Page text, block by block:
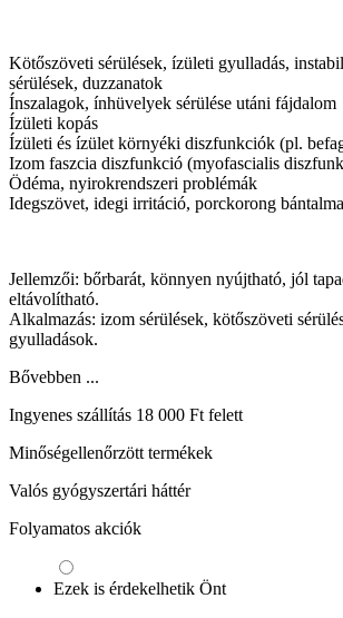
Kötőszöveti sérülések, ízületi gyulladás,
sérülések, duzzanatok
Ínszalagok, ínhüvelyek sérülése utáni fájdalom
Ízületi kopás
Ízületi és ízület környéki diszfunkciók (pl.
Izom faszcia diszfunkció (myofascialis
Ödéma, nyirokrendszeri problémák
Idegszövet, idegi irritáció, porckorong
Jellemzői: bőrbarát, könnyen nyújtható, jól
eltávolítható.
Alkalmazás: izom sérülések, kötőszöveti
gyulladások.
Bővebben ...
Ingyenes szállítás 18 000 Ft felett
Minőségellenőrzött termékek
Valós gyógyszertári háttér
Folyamatos akciók
Ezek is érdekelhetik Önt